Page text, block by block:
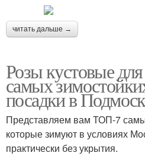
читать дальше →
Розы кустовые
самых
посадки в
Представляем вам ТОП-7
которые зимуют в условиях
практически без укрытия.